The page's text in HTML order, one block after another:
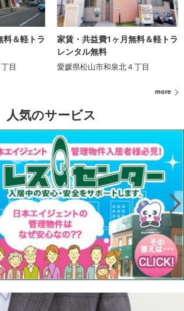
＆軽トラ
目
家賃・共益費1ヶ月無料＆軽トラ
レンタル無料
愛媛県松山市和泉北４丁目
more
人気のサービス